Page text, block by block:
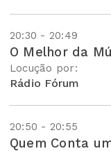
20:30 - 20:49
O Melhor da
Locução por:
Rádio Fórum
20:50 - 20:55
Quem Conta